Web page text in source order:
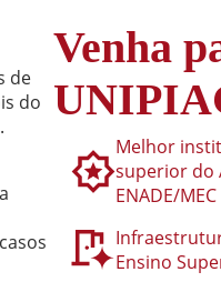
de
do
Venha
Melhor
superior do
ENADE/MEC
Ensino